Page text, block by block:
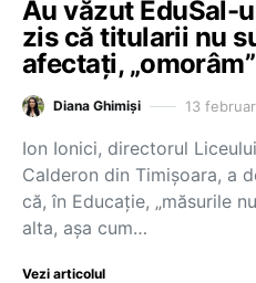
Au văzut EduSal-
zis că titularii nu
afectați,
Diana Ghimiși 13
Ion Ionici, directorul
Calderon din Timișoara, a
că, în Educație, „măsurile
alta, așa cum…
Vezi articolul